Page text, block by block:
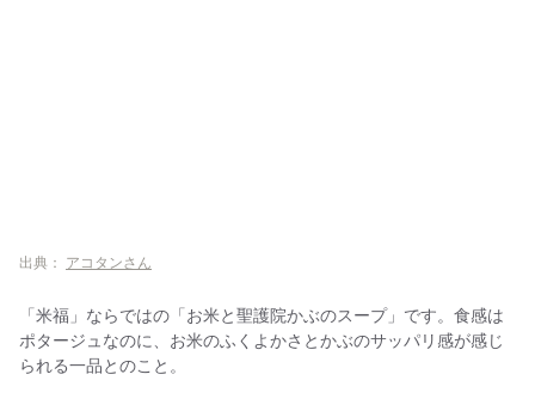
出典： アコタンさん
「米福」ならではの「お米と聖護院かぶのスープ」です。食感は
ポタージュなのに、お米のふくよかさとかぶのサッパリ感が感じ
られる一品とのこと。